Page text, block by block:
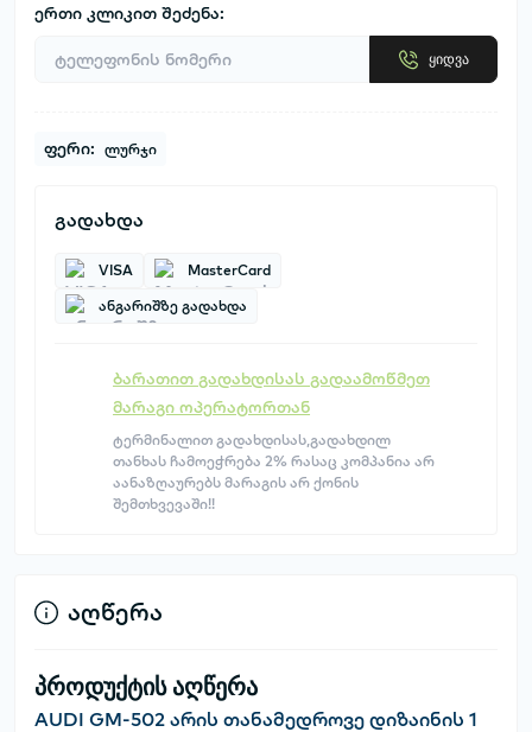
ერთი კლიკით შეძენა:
ყიდვა
ფერი: ლურჯი
გადახდა
VISA
MasterCard
ანგარიშზე გადახდა
ბარათით გადახდისას გადაამოწმეთ
მარაგი ოპერატორთან
ტერმინალით გადახდისას,გადახდილ
თანხას ჩამოეჭრება 2% რასაც კომპანია არ
აანაზღაურებს მარაგის არ ქონის
შემთხვევაში!!
აღწერა
პროდუქტის აღწერა
AUDI GM-502 არის თანამედროვე დიზაინის 1